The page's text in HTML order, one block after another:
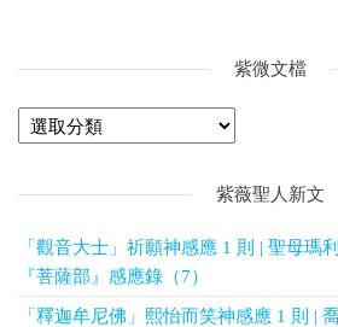
紫微文檔
紫薇聖人新文
「觀音大士」祈願神感應 1 則 | 聖母瑪
『菩薩部』感應錄（7）
「釋迦牟尼佛」熙怡而笑神感應 1 則 |